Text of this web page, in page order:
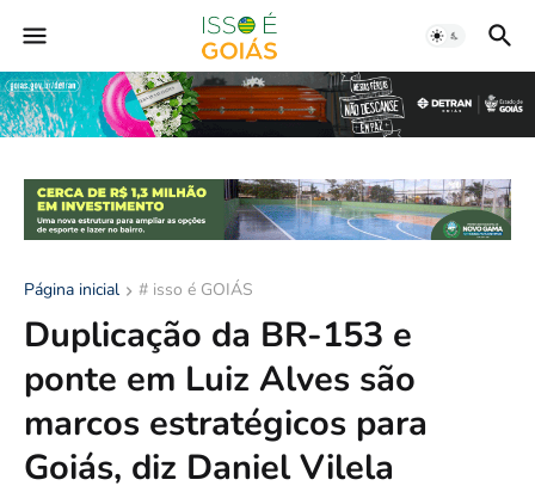
Página inicial # isso é GOIÁS
Duplicação da BR-153 e
ponte em Luiz Alves são
marcos estratégicos para
Goiás, diz Daniel Vilela